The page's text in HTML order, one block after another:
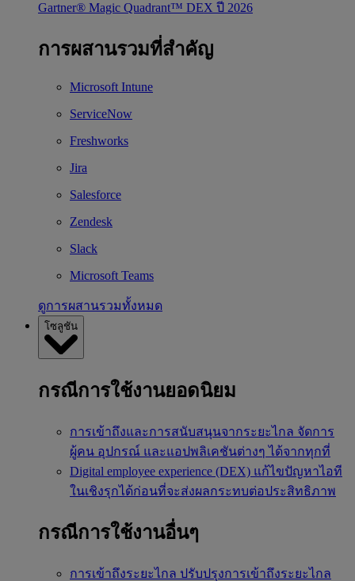
Gartner® Magic Quadrant™ DEX ปี 2026
การผสานรวมที่สำคัญ
Microsoft Intune
ServiceNow
Freshworks
Jira
Salesforce
Zendesk
Slack
Microsoft Teams
ดูการผสานรวมทั้งหมด
โซลูชัน
กรณีการใช้งานยอดนิยม
การเข้าถึงและการสนับสนุนจากระยะไกล จัดการ
ผู้คน อุปกรณ์ และแอปพลิเคชันต่างๆ ได้จากทุกที่
Digital employee experience (DEX) แก้ไขปัญหาไอที
ในเชิงรุกได้ก่อนที่จะส่งผลกระทบต่อประสิทธิภาพ
กรณีการใช้งานอื่นๆ
การเข้าถึงระยะไกล ปรับปรุงการเข้าถึงระยะไกล